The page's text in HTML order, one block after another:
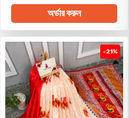
অর্ডার করুন
-21%